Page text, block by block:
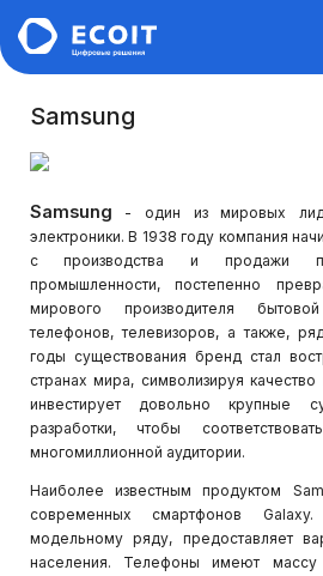
Samsung
Samsung - один из мировых
электроники. В 1938 году компания
с производства и продажи
промышленности, постепенно
мирового производителя
телефонов, телевизоров, а также,
годы существования бренд стал
странах мира, символизируя
инвестирует довольно крупные
разработки, чтобы
многомиллионной аудитории.
Наиболее известным продуктом
современных смартфонов
модельному ряду, предоставляет
населения. Телефоны имеют массу
Монтажные и
Диагностика и ремонт
Аудит
Построение ЛВС, WI-
Информационной
Сервера, СХД
Системы управления
очередью